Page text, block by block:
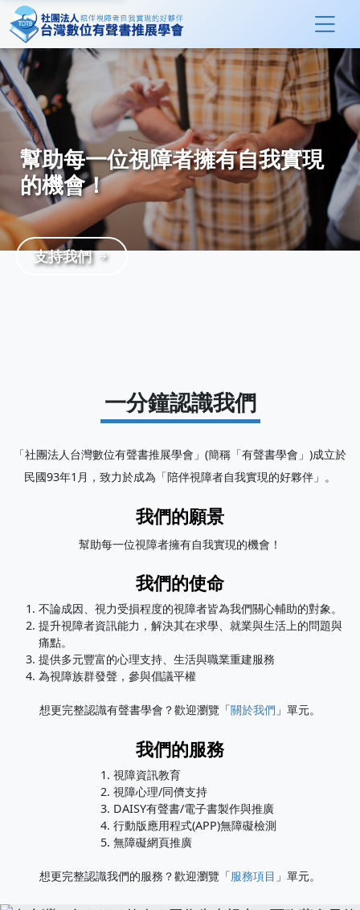
幫助每一位視障者擁有自我實現
的機會！
支持我們
一分鐘認識我們
「社團法人台灣數位有聲書推展學會」(簡稱「有聲書學會」)成立於
民國93年1月，致力於成為「陪伴視障者自我實現的好夥伴」。
我們的願景
幫助每一位視障者擁有自我實現的機會！
我們的使命
不論成因、視力受損程度的視障者皆為我們關心輔助的對象。
提升視障者資訊能力，解決其在求學、就業與生活上的問題與
痛點。
提供多元豐富的心理支持、生活與職業重建服務
為視障族群發聲，參與倡議平權
想更完整認識有聲書學會？歡迎瀏覽「關於我們 」單元。
我們的服務
視障資訊教育
視障心理/同儕支持
DAISY有聲書/電子書製作與推廣
行動版應用程式(APP)無障礙檢測
無障礙網頁推廣
想更完整認識我們的服務？歡迎瀏覽「服務項目 」單元。